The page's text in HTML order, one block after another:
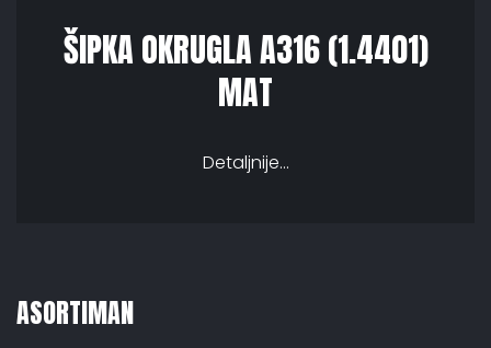
ŠIPKA OKRUGLA A316 (1.4401)
MAT
Detaljnije...
ASORTIMAN